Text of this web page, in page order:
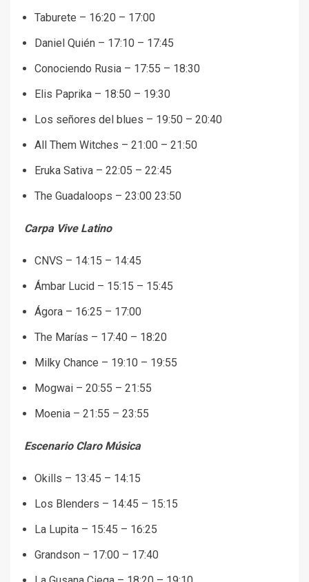
Taburete – 16:20 – 17:00
Daniel Quién – 17:10 – 17:45
Conociendo Rusia – 17:55 – 18:30
Elis Paprika – 18:50 – 19:30
Los señores del blues – 19:50 – 20:40
All Them Witches – 21:00 – 21:50
Eruka Sativa – 22:05 – 22:45
The Guadaloops – 23:00 23:50
Carpa Vive Latino
CNVS – 14:15 – 14:45
Ámbar Lucid – 15:15 – 15:45
Ágora – 16:25 – 17:00
The Marías – 17:40 – 18:20
Milky Chance – 19:10 – 19:55
Mogwai – 20:55 – 21:55
Moenia – 21:55 – 23:55
Escenario Claro Música
Okills – 13:45 – 14:15
Los Blenders – 14:45 – 15:15
La Lupita – 15:45 – 16:25
Grandson – 17:00 – 17:40